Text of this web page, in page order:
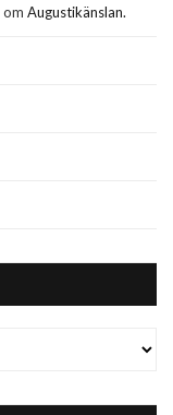
om Augustikänslan.